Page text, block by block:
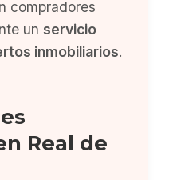
compradores
un servicio
inmobiliarios.
Real de